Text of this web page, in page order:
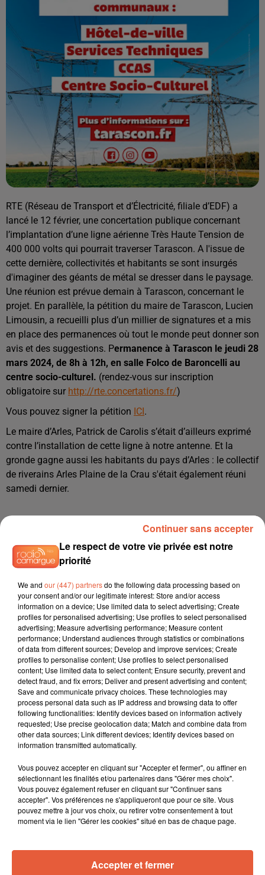
RTE (Réseau de Transport et d’Électricité, filiale d’EDF) a
lancé le 12 février, une concertation publique concernant
l’implantation d’une ligne aérienne Très Haute Tension de
400 000 volts qui pourrait traverser Tarascon. A l'issue de
cette dernière, collectivités et habitants se sont insurgés
d'imaginer des géants de métal se dresser dans le paysage.
Une réunion est prévue demain à Tarascon, concernant le
projet. En parallèle, la pétition du maire de Tarascon, Lucien
Limousin, a recueilli plus d’un millier de signatures et a mis
en place des permanences où tout le monde peut donner son
avis et des suggestions. Permanence à Tarascon le jeudi 28
mars 2024, de 8h à 12h, en salle Folco de Baroncelli au
centre socio-culturel. (rendez-vous sur inscription
obligatoire sur http://rte.concertations.fr/)
Vous pouvez signer la pétition ICI.
Le maire d’Arles, Patrick de Carolis s’était d’ailleurs exprimé
contre l’installation de cette ligne à notre antenne. Et la
gronde gagne aussi les habitants du pays d’Arles : le collectif
de riverains Arles Plaine de la Crau s'était également réuni
samedi dernier.
Le respect de votre vie privée est notre
priorité
We and our (447) partnersdo the following data processing based on
your consent and/or our legitimate interest: Store and/or access
information on a device; Use limited data to select advertising; Create
profiles for personalised advertising; Use profiles to select personalised
advertising; Measure advertising performance; Measure content
performance; Understand audiences through statistics or combinations
of data from different sources; Develop and improve services; Create
profiles to personalise content; Use profiles to select personalised
content; Use limited data to select content; Ensure security, prevent and
detect fraud, and fix errors; Deliver and present advertising and content;
Save and communicate privacy choices. These technologies may
process personal data such as IP address and browsing data to offer
following functionalities: Identify devices based on information actively
requested; Use precise geolocation data; Match and combine data from
other data sources; Link different devices; Identify devices based on
information transmitted automatically.
Vous pouvez accepter en cliquant sur "Accepter et fermer", ou affiner en
sélectionnant les finalités et/ou partenaires dans "Gérer mes choix".
Vous pouvez également refuser en cliquant sur "Continuer sans
accepter". Vos préférences ne s'appliqueront que pour ce site. Vous
pouvez mettre à jour vos choix, ou retirer votre consentement à tout
moment via le lien "Gérer les cookies" situé en bas de chaque page.
Accepter et fermer
Continuer sans accepter